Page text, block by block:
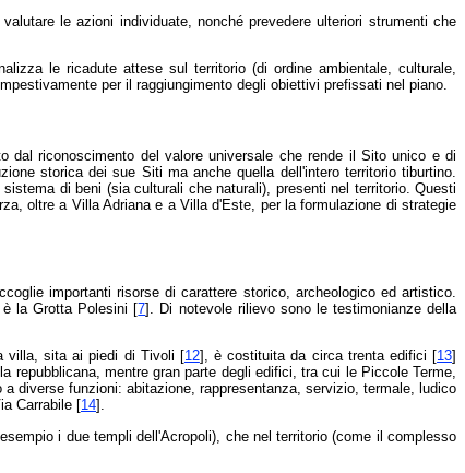
le azioni individuate, nonché prevedere ulteriori strumenti che
le ricadute attese sul territorio (di ordine ambientale, culturale,
per il raggiungimento degli obiettivi prefissati nel piano.
dal riconoscimento del valore universale che rende il Sito unico e di
storica dei sue Siti ma anche quella dell'intero territorio tiburtino.
di beni (sia culturali che naturali), presenti nel territorio. Questi
oltre a Villa Adriana e a Villa d'Este, per la formulazione di strategie
importanti risorse di carattere storico, archeologico ed artistico.
è la Grotta Polesini [7]. Di notevole rilievo sono le testimonianze della
villa, sita ai piedi di Tivoli [12], è costituita da circa trenta edifici [13]
mentre gran parte degli edifici, tra cui le Piccole Terme,
diverse funzioni: abitazione, rappresentanza, servizio, termale, ludico
Carrabile [14].
i due templi dell'Acropoli), che nel territorio (come il complesso